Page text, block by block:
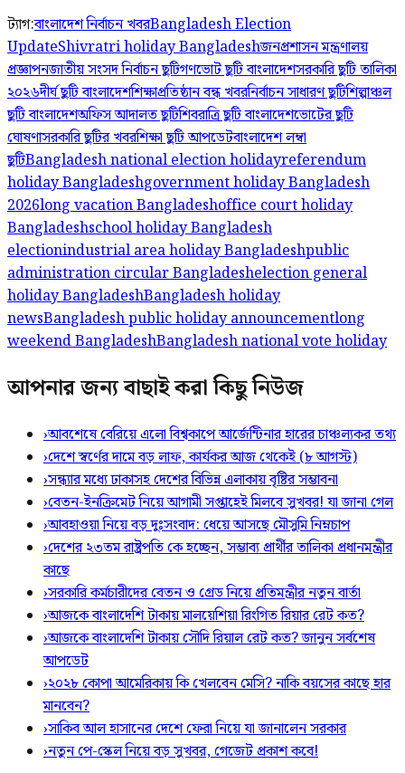
ট্যাগ:বাংলাদেশ নির্বাচন খবরBangladesh Election
UpdateShivratri holiday Bangladeshজনপ্রশাসন মন্ত্রণালয়
প্রজ্ঞাপনজাতীয় সংসদ নির্বাচন ছুটিগণভোট ছুটি বাংলাদেশসরকারি ছুটি তালিকা
২০২৬দীর্ঘ ছুটি বাংলাদেশশিক্ষাপ্রতিষ্ঠান বন্ধ খবরনির্বাচন সাধারণ ছুটিশিল্পাঞ্চল
ছুটি বাংলাদেশঅফিস আদালত ছুটিশিবরাত্রি ছুটি বাংলাদেশভোটের ছুটি
ঘোষণাসরকারি ছুটির খবরশিক্ষা ছুটি আপডেটবাংলাদেশ লম্বা
ছুটিBangladesh national election holidayreferendum
holiday Bangladeshgovernment holiday Bangladesh
2026long vacation Bangladeshoffice court holiday
Bangladeshschool holiday Bangladesh
electionindustrial area holiday Bangladeshpublic
administration circular Bangladeshelection general
holiday BangladeshBangladesh holiday
newsBangladesh public holiday announcementlong
weekend BangladeshBangladesh national vote holiday
আপনার জন্য বাছাই করা কিছু নিউজ
›আবশেষে বেরিয়ে এলো বিশ্বকাপে আর্জেন্টিনার হারের চাঞ্চল্যকর তথ্য
›দেশে স্বর্ণের দামে বড় লাফ, কার্যকর আজ থেকেই (৮ আগস্ট)
›সন্ধ্যার মধ্যে ঢাকাসহ দেশের বিভিন্ন এলাকায় বৃষ্টির সম্ভাবনা
›বেতন-ইনক্রিমেট নিয়ে আগামী সপ্তাহেই মিলবে সুখবর! যা জানা গেল
›আবহাওয়া নিয়ে বড় দুঃসংবাদ: ধেয়ে আসছে মৌসুমি নিম্নচাপ
›দেশের ২৩তম রাষ্ট্রপতি কে হচ্ছেন, সম্ভাব্য প্রার্থীর তালিকা প্রধানমন্ত্রীর
কাছে
›সরকারি কর্মচারীদের বেতন ও গ্রেড নিয়ে প্রতিমন্ত্রীর নতুন বার্তা
›আজকে বাংলাদেশি টাকায় মালয়েশিয়া রিংগিত রিয়ার রেট কত?
›আজকে বাংলাদেশি টাকায় সৌদি রিয়াল রেট কত? জানুন সর্বশেষ
আপডেট
›২০২৮ কোপা আমেরিকায় কি খেলবেন মেসি? নাকি বয়সের কাছে হার
মানবেন?
›সাকিব আল হাসানের দেশে ফেরা নিয়ে যা জানালেন সরকার
›নতুন পে-স্কেল নিয়ে বড় সুখবর, গেজেট প্রকাশ কবে!